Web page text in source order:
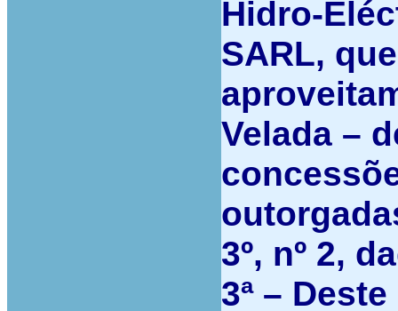
Hidro-
SARL,
Velada –
3º, nº 2,
3ª – Deste